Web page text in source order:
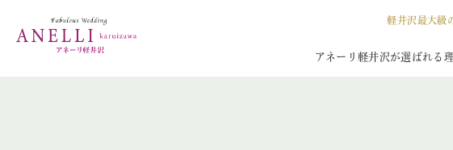
軽井沢最大級
アネーリ軽井沢が選ばれる